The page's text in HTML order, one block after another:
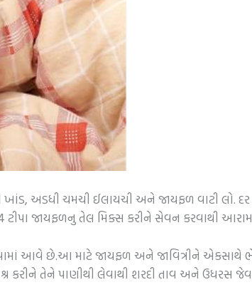
અડધી ચમચી ઈલાયચી અને જાયફળ વાટી લો.
જાયફળનુ તેલ મિક્સ કરીને સેવન કરવાથી
આવે છે.આ માટે જાયફળ અને જાવિત્રીને એકસાથે
કરીને તેને પાણીથી લેવાથી શરદી તાવ અને ઉધરસ